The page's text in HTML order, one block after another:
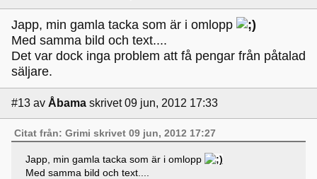
Japp, min gamla tacka som är i omlopp
Med samma bild och text....
Det var dock inga problem att få pengar från påtalad
säljare.
#13 av Åbama skrivet 09 jun, 2012 17:33
Citat från: Grimi skrivet 09 jun, 2012 17:27
Japp, min gamla tacka som är i omlopp
Med samma bild och text....